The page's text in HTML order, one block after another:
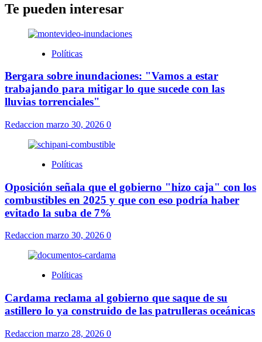
Te pueden interesar
Políticas
Bergara sobre inundaciones: "Vamos a estar
trabajando para mitigar lo que sucede con las
lluvias torrenciales"
Redaccion marzo 30, 2026 0
Políticas
Oposición señala que el gobierno "hizo caja" con los
combustibles en 2025 y que con eso podría haber
evitado la suba de 7%
Redaccion marzo 30, 2026 0
Políticas
Cardama reclama al gobierno que saque de su
astillero lo ya construido de las patrulleras oceánicas
Redaccion marzo 28, 2026 0